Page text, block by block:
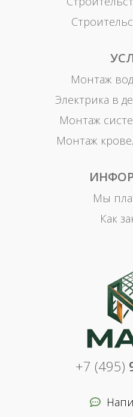
Монтаж
Электрика в
Монтаж
Монтаж
Мы
Как
+7 (495)